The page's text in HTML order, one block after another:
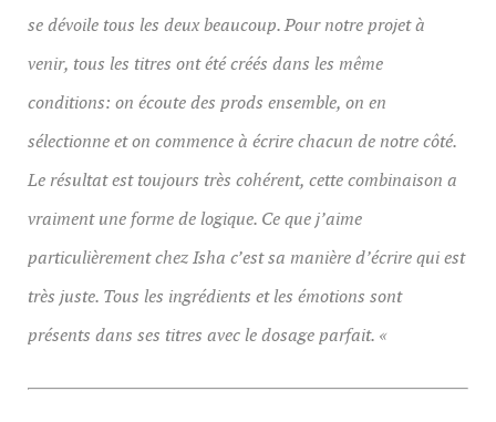
se dévoile tous les deux beaucoup. Pour notre projet à
venir, tous les titres ont été créés dans les même
conditions: on écoute des prods ensemble, on en
sélectionne et on commence à écrire chacun de notre côté.
Le résultat est toujours très cohérent, cette combinaison a
vraiment une forme de logique. Ce que j’aime
particulièrement chez Isha c’est sa manière d’écrire qui est
très juste. Tous les ingrédients et les émotions sont
présents dans ses titres avec le dosage parfait. «